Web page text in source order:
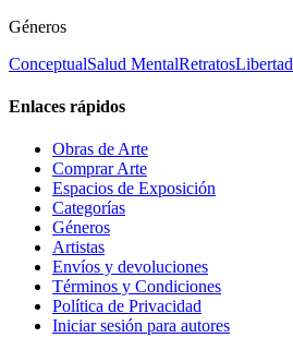
Géneros
ConceptualSalud MentalRetratosLibertad
Enlaces rápidos
Obras de Arte
Comprar Arte
Espacios de Exposición
Categorías
Géneros
Artistas
Envíos y devoluciones
Términos y Condiciones
Política de Privacidad
Iniciar sesión para autores